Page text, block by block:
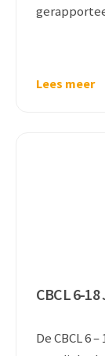
Lees meer
CBCL 6-
De CBCL 6 – 18 jaar screent op